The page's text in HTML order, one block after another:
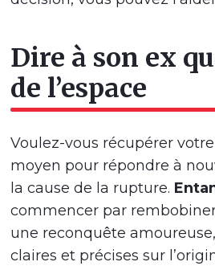
Dire à son ex
de l’espace
Voulez-vous récupérer
moyen pour répondre à
la cause de la rupture.
commencer par
une reconquête
claires et précises sur